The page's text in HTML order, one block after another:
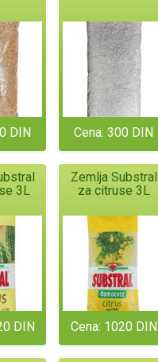
DIN Cena: 300 DIN
3L
DIN
Zemlja Substral
za citruse 3L
Cena: 1020 DIN